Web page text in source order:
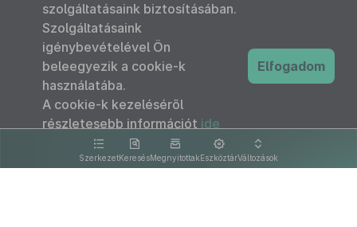
SzerkezetKeresésMegnyitottakEszköztárVáltozások
szolgáltatásaink biztosításában.
Szolgáltatásaink
igénybevételével Ön
beleegyezik a cookie-k
használatába.
A cookie-k kezeléséről
részletesebb információt ide
kattintva olvashat.
Elfogadom